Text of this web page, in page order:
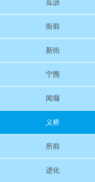
瓜沥
衙前
新街
宁围
闻堰
义桥
所前
进化